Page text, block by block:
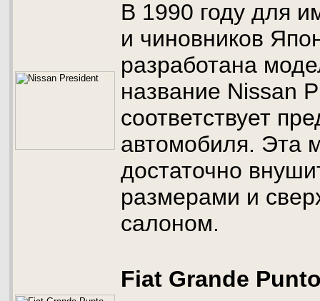
В 1990 году для
и чиновников
разработана
название Nissan
соответствует
автомобиля. Эта
достаточно
размерами и
салоном.
Fiat Grande